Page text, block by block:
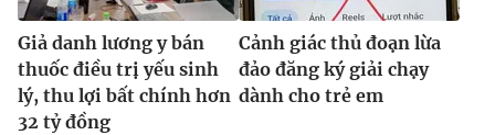
Giả danh lương y bán
thuốc điều trị yếu sinh
lý, thu lợi bất chính hơn
32 tỷ đồng
Cảnh giác thủ đoạn lừa
đảo đăng ký giải chạy
dành cho trẻ em